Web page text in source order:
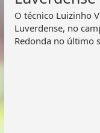
O técnico Luizinho
Luverdense, no
Redonda no último